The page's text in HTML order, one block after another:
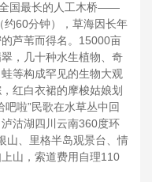
国最长的人工木桥——
约60分钟），草海因长年
芦苇而得名。15000亩
，几十种水生植物、奇
等构成罕见的生物大观
红白衣裙的摩梭姑娘划
吧啦”民歌在水草丛中回
沽湖四川云南360度环
山、里格半岛观景台、情
山，索道费用自理110